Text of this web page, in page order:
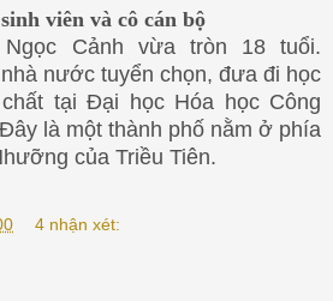
viên và cô cán bộ
Ngọc Cảnh vừa tròn 18 tuổi.
nước tuyển chọn, đưa đi học
tại Đại học Hóa học Công
là một thành phố nằm ở phía
của Triều Tiên.
4 nhận xét: